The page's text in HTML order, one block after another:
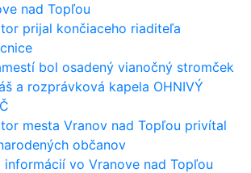
nad Topľou
prijal končiaceho riaditeľa
bol osadený vianočný stromček
a rozprávková kapela OHNIVÝ
mesta Vranov nad Topľou privítal
občanov
informácií vo Vranove nad Topľou